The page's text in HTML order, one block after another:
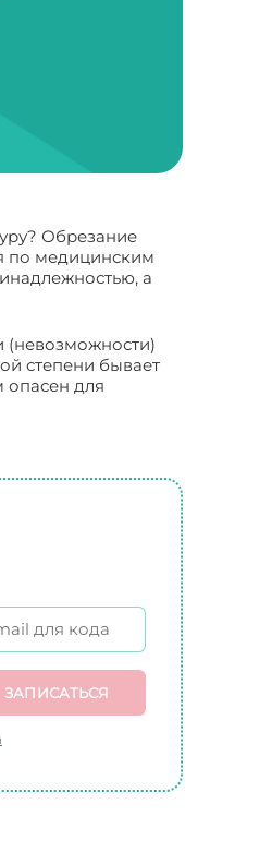
Обрезание
по медицинским
а
(невозможности)
степени бывает
опасен для
ЗАПИСАТЬСЯ